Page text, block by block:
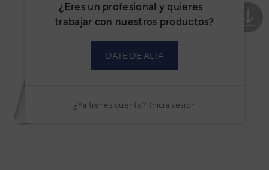
¿Eres un profesional y quieres
trabajar con nuestros productos?
DATE DE ALTA
¿Ya tienes cuenta? Inicia sesión